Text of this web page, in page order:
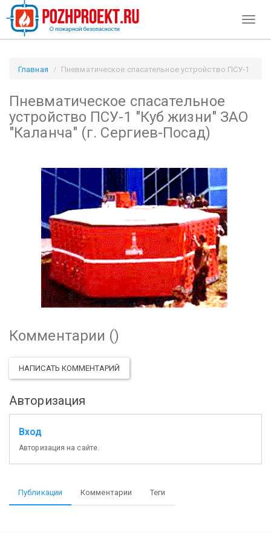
Главная
Пневматическое спасательное устройство ПСУ-1
Пневматическое спасательное
устройство ПСУ-1 "Куб жизни" ЗАО
"Каланча" (г. Сергиев-Посад)
Комментарии ()
НАПИСАТЬ КОММЕНТАРИЙ
Авторизация
Вход
Авторизация на сайте.
Публикации Комментарии Теги